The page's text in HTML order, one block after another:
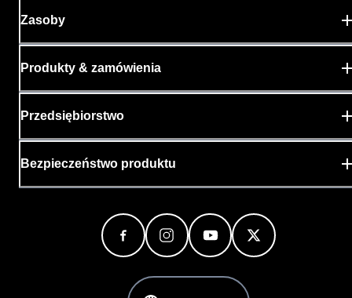
Zasoby
Produkty & zamówienia
Przedsiębiorstwo
Bezpieczeństwo produktu